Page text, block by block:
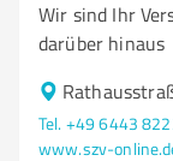
Wir sind Ihr
darüber hinaus
Tel. +49 6443
www.szv-